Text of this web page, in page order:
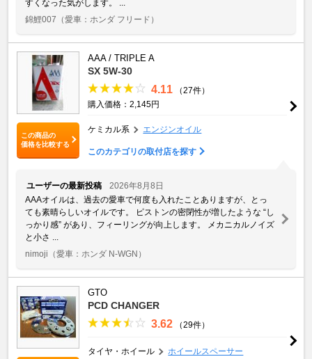
すくなった気がします。 ...
錦鯉007 （愛車：ホンダ フリード）
この商品の
価格を比較する
AAA / TRIPLE A
SX 5W-30
4.11
（27件）
購入価格：2,145円
ケミカル系 エンジンオイル
このカテゴリの取付店を探す
ユーザーの最新投稿
2026年8月8日
AAAオイルは、過去の愛車で何度も入れたことありますが、とっ
ても素晴らしいオイルです。 ピストンの密閉性が増したような “し
っかり感” があり、フィーリングが向上します。 メカニカルノイズ
と小さ ...
nimoji （愛車：ホンダ N-WGN）
GTO
PCD CHANGER
3.62 （29件）
タイヤ・ホイール ホイールスペーサー